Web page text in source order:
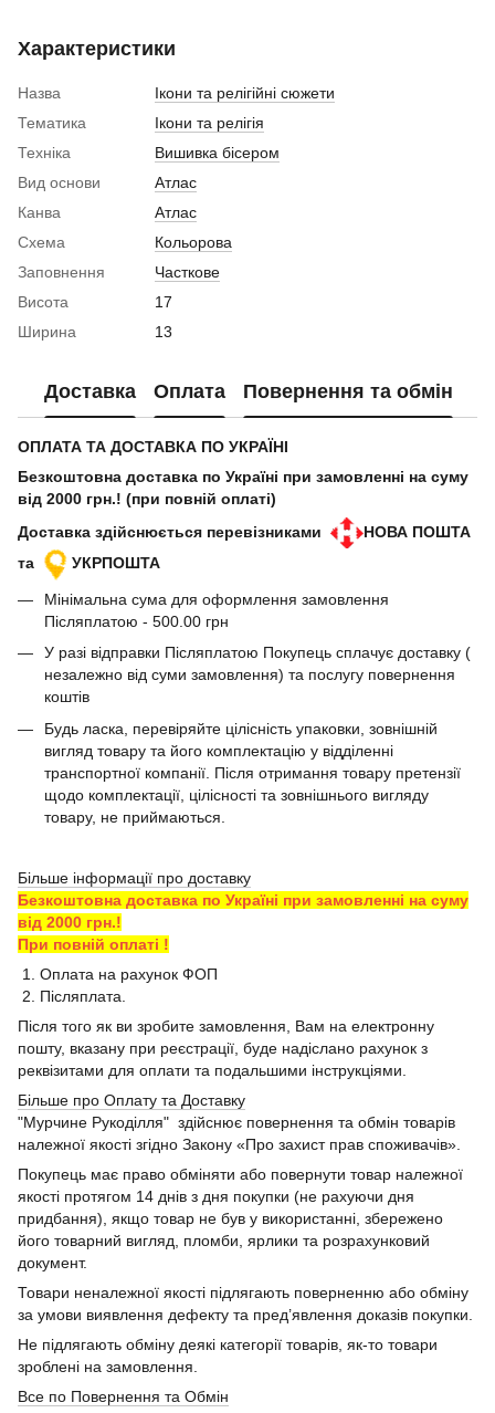
Характеристики
Назва
Ікони та релігійні сюжети
Тематика
Ікони та релігія
Техніка
Вишивка бісером
Вид основи
Атлас
Канва
Атлас
Схема
Кольорова
Заповнення
Часткове
Висота
17
Ширина
13
Доставка Оплата Повернення та обмін
ОПЛАТА ТА ДОСТАВКА ПО УКРАЇНІ
Безкоштовна доставка по Україні при замовленні на суму
від 2000 грн.! (при повній оплаті)
Доставка здійснюється перевізниками
НОВА ПОШТА
та
УКРПОШТА
Мінімальна сума для оформлення замовлення
Післяплатою - 500.00 грн
У разі відправки Післяплатою Покупець сплачує доставку (
незалежно від суми замовлення) та послугу повернення
коштів
Будь ласка, перевіряйте цілісність упаковки, зовнішній
вигляд товару та його комплектацію у відділенні
транспортної компанії. Після отримання товару претензії
щодо комплектації, цілісності та зовнішнього вигляду
товару, не приймаються.
Більше інформації про доставку
Безкоштовна доставка по Україні при замовленні на суму
від 2000 грн.!
При повній оплаті !
1. Оплата на рахунок ФОП
2. Післяплата.
Після того як ви зробите замовлення, Вам на електронну
пошту, вказану при реєстрації, буде надіслано рахунок з
реквізитами для оплати та подальшими інструкціями.
Більше про Оплату та Доставку
"Мурчине Рукоділля" здійснює повернення та обмін товарів
належної якості згідно Закону «Про захист прав споживачів».
Покупець має право обміняти або повернути товар належної
якості протягом 14 днів з дня покупки (не рахуючи дня
придбання), якщо товар не був у використанні, збережено
його товарний вигляд, пломби, ярлики та розрахунковий
документ.
Товари неналежної якості підлягають поверненню або обміну
за умови виявлення дефекту та пред’явлення доказів покупки.
Не підлягають обміну деякі категорії товарів, як-то товари
зроблені на замовлення.
Все по Повернення та Обмін